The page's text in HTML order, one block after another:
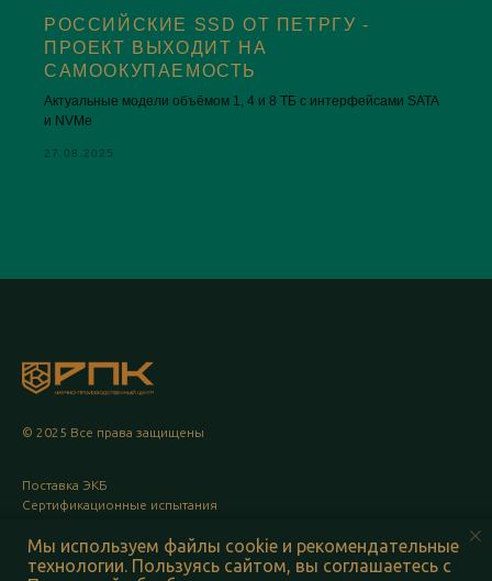
РОССИЙСКИЕ SSD ОТ ПЕТРГУ -
ПРОЕКТ ВЫХОДИТ НА
САМООКУПАЕМОСТЬ
Актуальные модели объёмом 1, 4 и 8 ТБ с интерфейсами SATA
и NVMe
27.08.2025
© 2025 Все права защищены
Поставка ЭКБ
Сертификационные испытания
Подбор аналогов
Мы используем файлы cookie и рекомендательные
технологии. Пользуясь сайтом, вы соглашаетесь с